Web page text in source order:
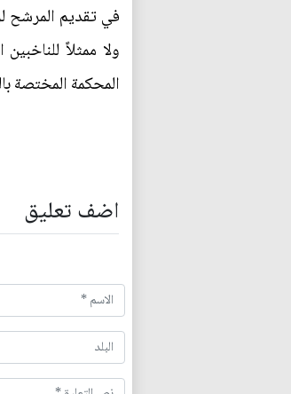
في تقديم المرشح
ولا ممثلاً
المحكمة المختصة
اضف تعليق